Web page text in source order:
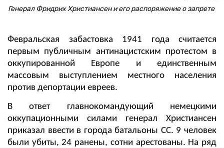
Генерал Фридрих Христиансен и его распоряжение о запрете
Февральская забастовка 1941 года считается
первым публичным антинацистским протестом в
оккупированной Европе и единственным
массовым выступлением местного населения
против депортации евреев.
В ответ главнокомандующий немецкими
оккупационными силами генерал Христиансен
приказал ввести в города батальоны СС. 9 человек
были убиты, 24 ранены, сотни арестованы. На ряд